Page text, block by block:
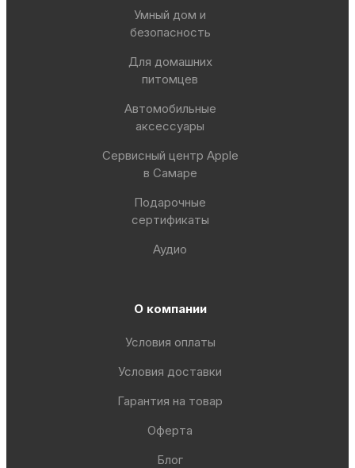
Умный дом и
безопасность
Для домашних
питомцев
Автомобильные
аксессуары
Сервисный центр Apple
в Самаре
Подарочные
сертификаты
Аудио
О компании
Условия оплаты
Условия доставки
Гарантия на товар
Оферта
Блог